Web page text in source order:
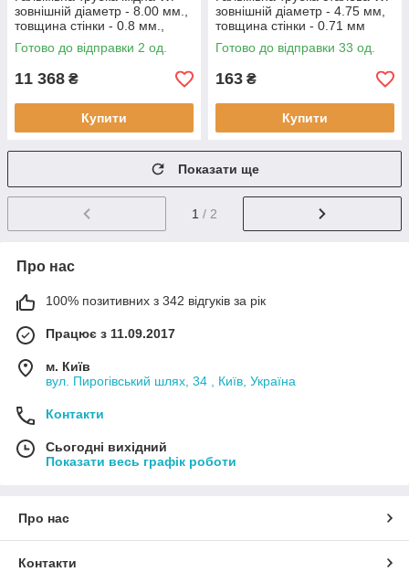
зовнішній діаметр - 8.00 мм.,
товщина стінки - 0.8 мм.,
(ціна за бухту - 25 метрів)
Готово до відправки 2 од.
11 368 ₴
Купити
зовнішній діаметр - 4.75 мм,
товщина стінки - 0.71 мм
(ціна за метр)
Готово до відправки 33 од.
163 ₴
Купити
Показати ще
1 / 2
Про нас
100% позитивних з 342 відгуків за рік
Працює з 11.09.2017
м. Київ
вул. Пирогівський шлях, 34 , Київ, Україна
Контакти
Сьогодні вихідний
Показати весь графік роботи
Про нас
Контакти